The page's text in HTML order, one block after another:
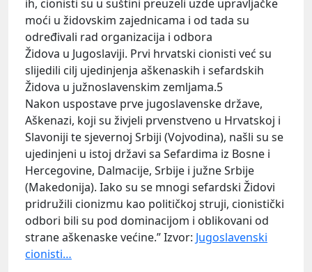
ih, cionisti su u suštini preuzeli uzde upravljačke
moći u židovskim zajednicama i od tada su
određivali rad organizacija i odbora
Židova u Jugoslaviji. Prvi hrvatski cionisti već su
slijedili cilj ujedinjenja aškenaskih i sefardskih
Židova u južnoslavenskim zemljama.5
Nakon uspostave prve jugoslavenske države,
Aškenazi, koji su živjeli prvenstveno u Hrvatskoj i
Slavoniji te sjevernoj Srbiji (Vojvodina), našli su se
ujedinjeni u istoj državi sa Sefardima iz Bosne i
Hercegovine, Dalmacije, Srbije i južne Srbije
(Makedonija). Iako su se mnogi sefardski Židovi
pridružili cionizmu kao političkoj struji, cionistički
odbori bili su pod dominacijom i oblikovani od
strane aškenaske većine.” Izvor: Jugoslavenski
cionisti…